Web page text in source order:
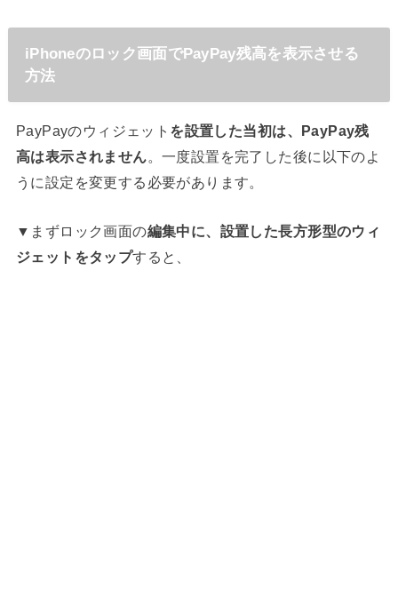
iPhoneのロック画面でPayPay残高を表示させる
方法
PayPayのウィジェット を設置した当初は、PayPay残
高は表示されません 。一度設置を完了した後に以下のよ
うに設定を変更する必要があります。
▼まずロック画面の編集中に、設置した長方形型のウィ
ジェットをタップすると、